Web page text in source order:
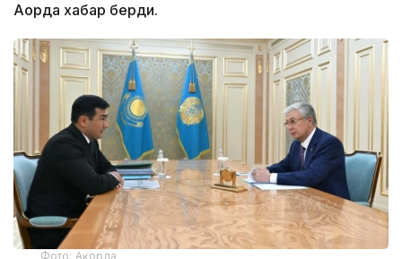
Ақорда хабар берди.
Фото: Ақорда